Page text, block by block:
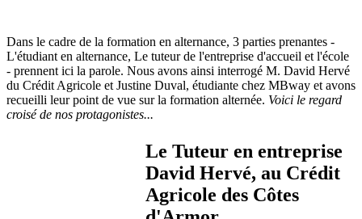
Dans le cadre de la formation en alternance, 3 parties prenantes -
L'étudiant en alternance, Le tuteur de l'entreprise d'accueil et l'école
- prennent ici la parole. Nous avons ainsi interrogé M. David Hervé
du Crédit Agricole et Justine Duval, étudiante chez MBway et avons
recueilli leur point de vue sur la formation alternée. Voici le regard
croisé de nos protagonistes...
Le Tuteur en entreprise
David Hervé, au Crédit
Agricole des Côtes